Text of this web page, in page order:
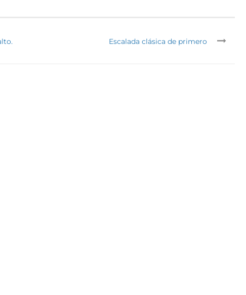
Escalada clásica de primero